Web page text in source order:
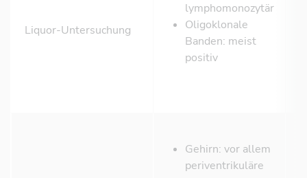
Liquor-Untersuchung
lymphomonozytär
Oligoklonale
Banden: meist
positiv
Gehirn: vor allem
periventrikuläre